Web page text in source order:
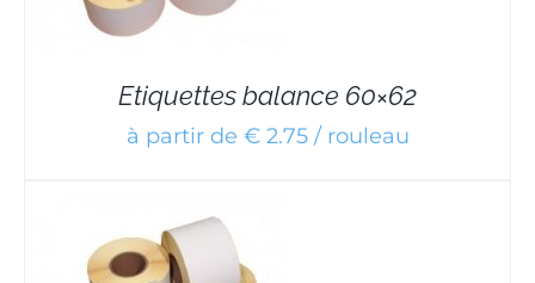
Etiquettes balance 60×62
à partir de € 2.75 / rouleau